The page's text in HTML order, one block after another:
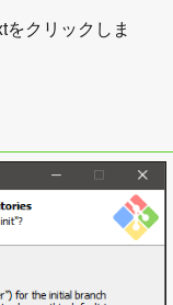
クリックしま